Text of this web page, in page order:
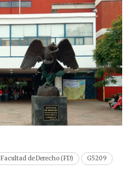
Facultad de Derecho (FD)
G5209